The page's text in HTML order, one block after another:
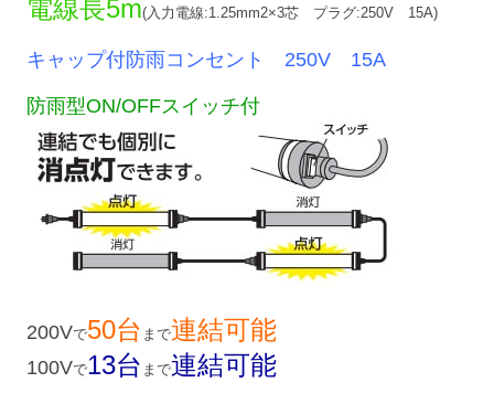
電線長5m(入力電線:1.25mm2×3芯 プラグ:250V 15A)
キャップ付防雨コンセント 250V 15A
防雨型ON/OFFスイッチ付
200Vで50台 まで連結可能
100Vで13台 まで連結可能